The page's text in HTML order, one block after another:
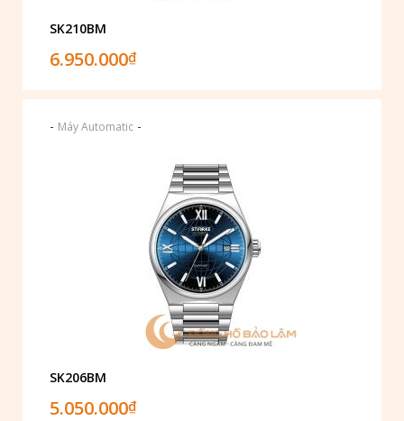
SK210BM
6.950.000₫
- Máy Automatic -
SK206BM
5.050.000₫